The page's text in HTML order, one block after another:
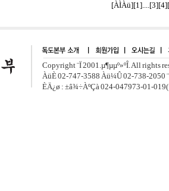
[ÀÌÀü][1]....[3][4][
Copyright ¨Ï 2001.µ¶µµº»ºÎ. All rights
ÀüÈ­ 02-747-3588 Àü¼Û 02-738-2050
ÈÄ¿ø : ±â¾÷ÀºÇà 024-047973-01-